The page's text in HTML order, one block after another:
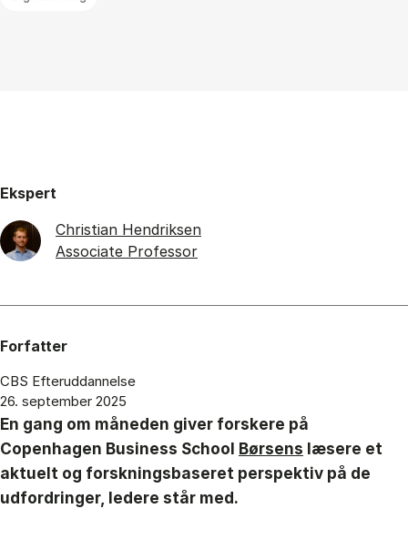
Ekspert
Christian Hendriksen
Associate Professor
Forfatter
CBS Efteruddannelse
26. september 2025
En gang om måneden giver forskere på
Copenhagen Business School Børsens læsere et
aktuelt og forskningsbaseret perspektiv på de
udfordringer, ledere står med.